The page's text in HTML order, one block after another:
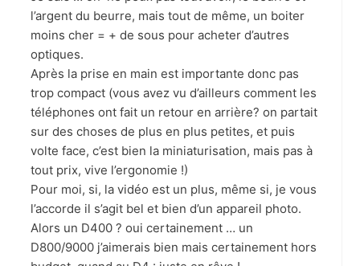
l’argent du beurre, mais tout de même, un boiter
moins cher = + de sous pour acheter d’autres
optiques.
Après la prise en main est importante donc pas
trop compact (vous avez vu d’ailleurs comment les
téléphones ont fait un retour en arrière? on partait
sur des choses de plus en plus petites, et puis
volte face, c’est bien la miniaturisation, mais pas à
tout prix, vive l’ergonomie !)
Pour moi, si, la vidéo est un plus, même si, je vous
l’accorde il s’agit bel et bien d’un appareil photo.
Alors un D400 ? oui certainement … un
D800/9000 j’aimerais bien mais certainement hors